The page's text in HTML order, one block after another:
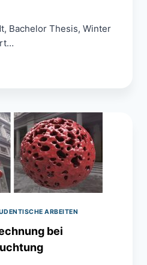
Bachelor Thesis, Winter
ARBEITEN
bei